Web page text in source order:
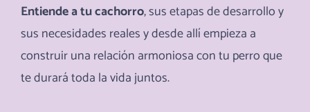
Entiende a tu cachorro, sus etapas de desarrollo y
sus necesidades reales y desde allí empieza a
construir una relación armoniosa con tu perro que
te durará toda la vida juntos.